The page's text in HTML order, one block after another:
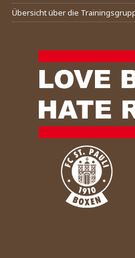
Übersicht über die